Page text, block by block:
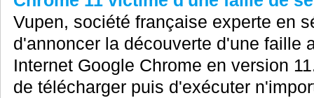
Vupen, société française experte en
d'annoncer la découverte d'une faille
Internet Google Chrome en version
de télécharger puis d'exécuter